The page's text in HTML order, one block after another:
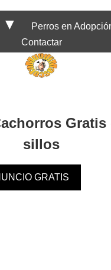
▼ Perros en
Contactar
Gratis
sillos
GRATIS